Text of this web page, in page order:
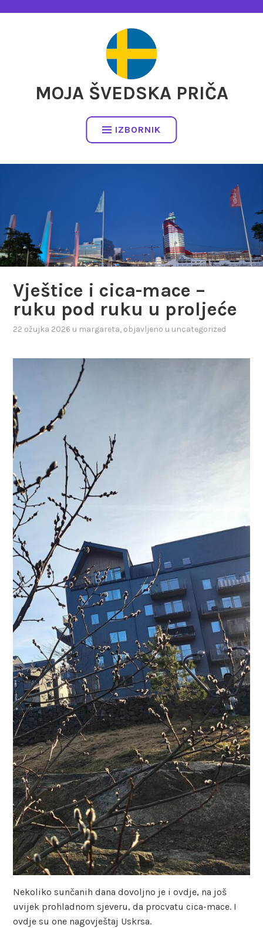
MOJA ŠVEDSKA PRIČA
IZBORNIK
Vještice i cica-mace –
ruku pod ruku u proljeće
22 ožujka 2026 u margareta, objavljeno u uncategorized
Nekoliko sunčanih dana dovoljno je i ovdje, na još
uvijek prohladnom sjeveru, da procvatu cica-mace. I
ovdje su one nagovještaj Uskrsa.